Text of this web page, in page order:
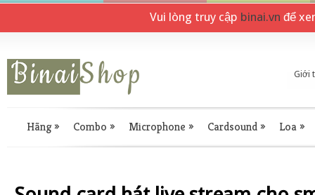
Vui lòng truy cập binai.vn để
Giới
Hãng» Combo » Microphone » Cardsound» Loa»